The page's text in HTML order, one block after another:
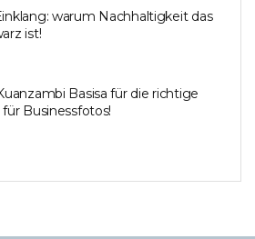
warum Nachhaltigkeit das
ist!
Basisa für die richtige
Businessfotos!